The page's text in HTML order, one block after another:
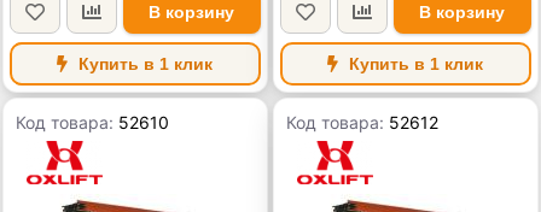
В корзину
Купить в 1 клик
В корзину
Купить в 1 клик
Код товара: 52610 Код товара: 52612